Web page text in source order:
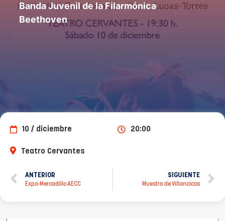
Banda Juvenil de la Filarmónica
Beethoven
10 / diciembre 20:00
Teatro Cervantes
ANTERIOR
Expo-Mercadillo AECC
SIGUIENTE
Muestra de Villancicos